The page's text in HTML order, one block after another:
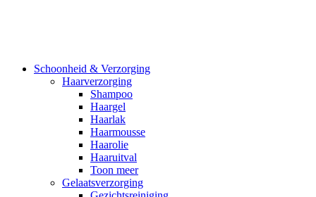
Schoonheid & Verzorging
Haarverzorging
Shampoo
Haargel
Haarlak
Haarmousse
Haarolie
Haaruitval
Toon meer
Gelaatsverzorging